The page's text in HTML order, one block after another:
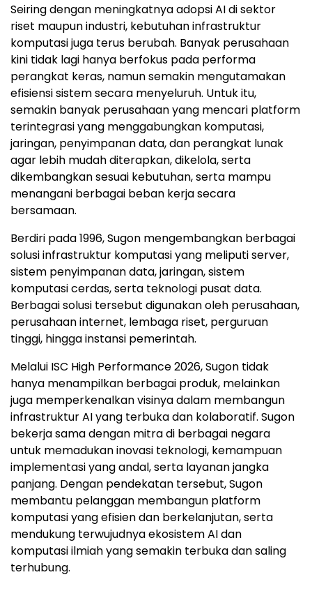
Seiring dengan meningkatnya adopsi AI di sektor
riset maupun industri, kebutuhan infrastruktur
komputasi juga terus berubah. Banyak perusahaan
kini tidak lagi hanya berfokus pada performa
perangkat keras, namun semakin mengutamakan
efisiensi sistem secara menyeluruh. Untuk itu,
semakin banyak perusahaan yang mencari platform
terintegrasi yang menggabungkan komputasi,
jaringan, penyimpanan data, dan perangkat lunak
agar lebih mudah diterapkan, dikelola, serta
dikembangkan sesuai kebutuhan, serta mampu
menangani berbagai beban kerja secara
bersamaan.
Berdiri pada 1996, Sugon mengembangkan berbagai
solusi infrastruktur komputasi yang meliputi server,
sistem penyimpanan data, jaringan, sistem
komputasi cerdas, serta teknologi pusat data.
Berbagai solusi tersebut digunakan oleh perusahaan,
perusahaan internet, lembaga riset, perguruan
tinggi, hingga instansi pemerintah.
Melalui ISC High Performance 2026, Sugon tidak
hanya menampilkan berbagai produk, melainkan
juga memperkenalkan visinya dalam membangun
infrastruktur AI yang terbuka dan kolaboratif. Sugon
bekerja sama dengan mitra di berbagai negara
untuk memadukan inovasi teknologi, kemampuan
implementasi yang andal, serta layanan jangka
panjang. Dengan pendekatan tersebut, Sugon
membantu pelanggan membangun platform
komputasi yang efisien dan berkelanjutan, serta
mendukung terwujudnya ekosistem AI dan
komputasi ilmiah yang semakin terbuka dan saling
terhubung.